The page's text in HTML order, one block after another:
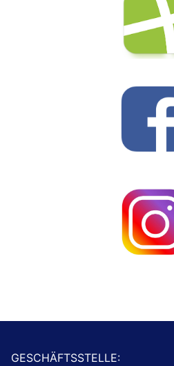
GESCHÄFTSSTELLE: